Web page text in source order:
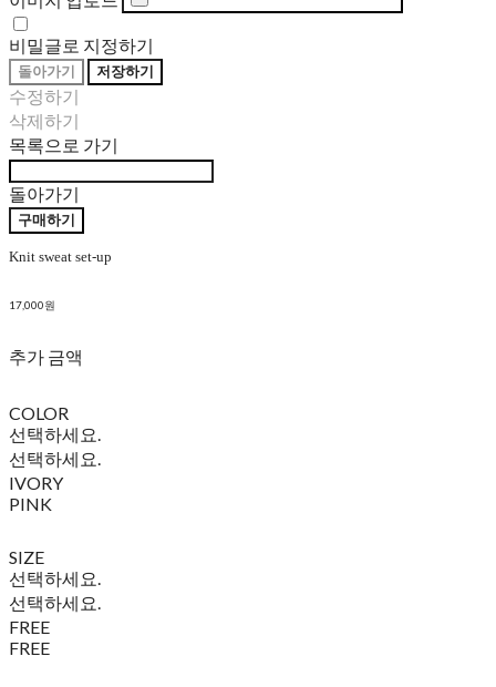
비밀글로 지정하기
돌아가기 저장하기
수정하기
삭제하기
목록으로 가기
돌아가기
구매하기
Knit sweat set-up
17,000원
추가 금액
COLOR
선택하세요.
선택하세요.
IVORY
PINK
SIZE
선택하세요.
선택하세요.
FREE
FREE